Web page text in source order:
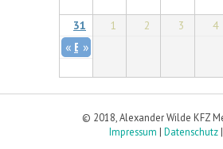
31 1 2 3 4
« Betriebsurlaub
»
© 2018, Alexander Wilde KFZ
Impressum | Datenschutz|